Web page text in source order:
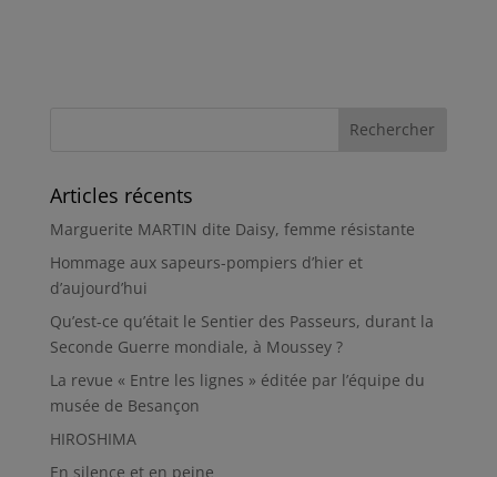
Articles récents
Marguerite MARTIN dite Daisy, femme résistante
Hommage aux sapeurs-pompiers d’hier et
d’aujourd’hui
Qu’est-ce qu’était le Sentier des Passeurs, durant la
Seconde Guerre mondiale, à Moussey ?
La revue « Entre les lignes » éditée par l’équipe du
musée de Besançon
HIROSHIMA
En silence et en peine